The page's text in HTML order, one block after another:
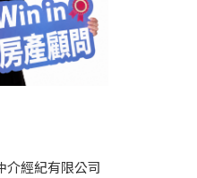
介經紀有限公司